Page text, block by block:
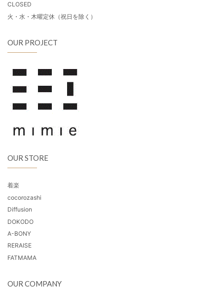
CLOSED
火・水・木曜定休（祝日を除く）
OUR PROJECT
OUR STORE
着楽
cocorozashi
Diffusion
DOKODO
A-BONY
RERAISE
FATMAMA
OUR COMPANY